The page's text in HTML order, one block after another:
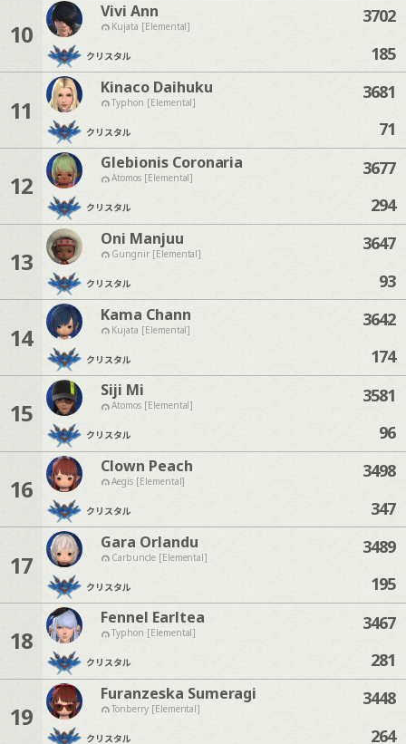
10
Vivi Ann
Kujata [Elemental]
クリスタル
3702
185
11
Kinaco Daihuku
Typhon [Elemental]
クリスタル
3681
71
12
Glebionis Coronaria
Atomos [Elemental]
クリスタル
3677
294
13
Oni Manjuu
Gungnir [Elemental]
クリスタル
3647
93
14
Kama Chann
Kujata [Elemental]
クリスタル
3642
174
15
Siji Mi
Atomos [Elemental]
クリスタル
3581
96
16
Clown Peach
Aegis [Elemental]
クリスタル
3498
347
17
Gara Orlandu
Carbuncle [Elemental]
クリスタル
3489
195
18
Fennel Earltea
Typhon [Elemental]
クリスタル
3467
281
19
Furanzeska Sumeragi
Tonberry [Elemental]
クリスタル
3448
264